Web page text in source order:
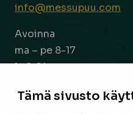
Tämä sivusto
info@messupuu.com
Avoinna
ma – pe 8-17
la 9-14
FacebookInstagram